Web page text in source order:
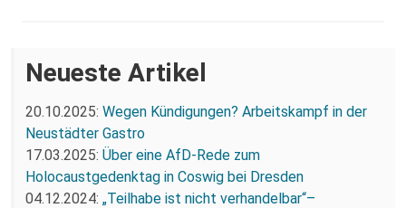
Neueste Artikel
20.10.2025: Wegen Kündigungen? Arbeitskampf in der
Neustädter Gastro
17.03.2025: Über eine AfD-Rede zum
Holocaustgedenktag in Coswig bei Dresden
04.12.2024: „Teilhabe ist nicht verhandelbar“–